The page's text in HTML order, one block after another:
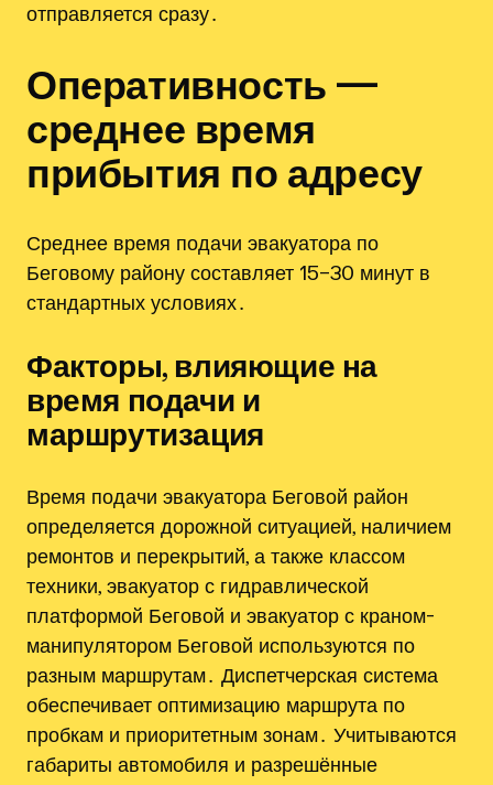
отправляется сразу․
Оперативность —
среднее время
прибытия по адресу
Среднее время подачи эвакуатора по
Беговому району составляет 15–30 минут в
стандартных условиях․
Факторы, влияющие на
время подачи и
маршрутизация
Время подачи эвакуатора Беговой район
определяется дорожной ситуацией, наличием
ремонтов и перекрытий, а также классом
техники, эвакуатор с гидравлической
платформой Беговой и эвакуатор с краном-
манипулятором Беговой используются по
разным маршрутам․ Диспетчерская система
обеспечивает оптимизацию маршрута по
пробкам и приоритетным зонам․ Учитываются
габариты автомобиля и разрешённые